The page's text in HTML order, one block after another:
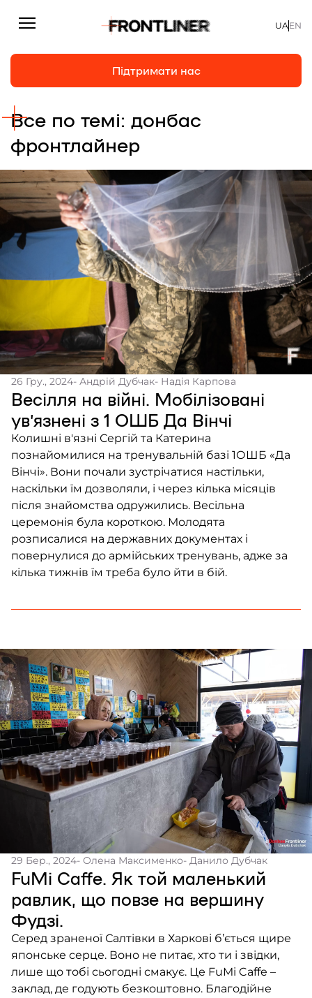
Репортажі
Статті
Інтерв’ю
Особисто
На часі
Контакти
Співпраця
Медіакіт
Партнери проєкту та подяка
Редакційна політика | Копірайт
Документи
Підтримати нас
UAEN
Підтримати нас
Все по темі: донбас
фронтлайнер
26 Гру., 2024- Андрій Дубчак- Надія Карпова
Весілля на війні. Мобілізовані
увʼязнені з 1 ОШБ Да Вінчі
Колишні в'язні Сергій та Катерина
познайомилися на тренувальній базі 1ОШБ «Да
Вінчі». Вони почали зустрічатися настільки,
наскільки їм дозволяли, і через кілька місяців
після знайомства одружились. Весільна
церемонія була короткою. Молодята
розписалися на державних документах і
повернулися до армійських тренувань, адже за
кілька тижнів їм треба було йти в бій.
29 Бер., 2024- Олена Максименко- Данило Дубчак
FuMi Caffe. Як той маленький
равлик, що повзе на вершину
Фудзі.
Серед зраненої Салтівки в Харкові б’ється щире
японське серце. Воно не питає, хто ти і звідки,
лише що тобі сьогодні смакує. Це FuMi Caffe –
заклад, де годують безкоштовно. Благодійне